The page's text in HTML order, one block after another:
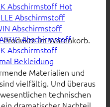
Produkte im Warenkorb.
Abschirmstoff
Abschirmstoff
Abschirmstoff
Abschirmstoff
Abschirmstoff
Bekleidung
Materialien und
vielfältig. Und überaus
technischen